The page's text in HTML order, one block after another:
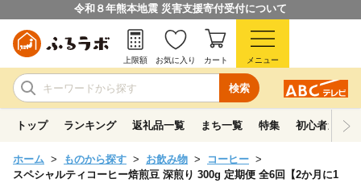
令和８年熊本地震 災害支援寄付受付について
検索
上限額 お気に入り カート メニュー
トップ ランキング 返礼品一覧 まち一覧 特集 初心者ガイド
ホーム ものから探す お飲み物
コーヒー
スペシャルティコーヒー焙煎豆 深煎り 300g 定期便 全6回【2か月に1